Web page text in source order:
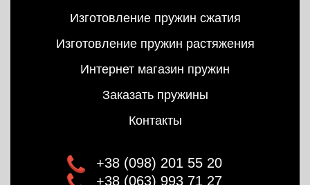
Изготовление пружин сжатия
Изготовление пружин растяжения
Интернет магазин пружин
Заказать пружины
Контакты
+38 (098) 201 55 20
+38 (063) 993 71 27